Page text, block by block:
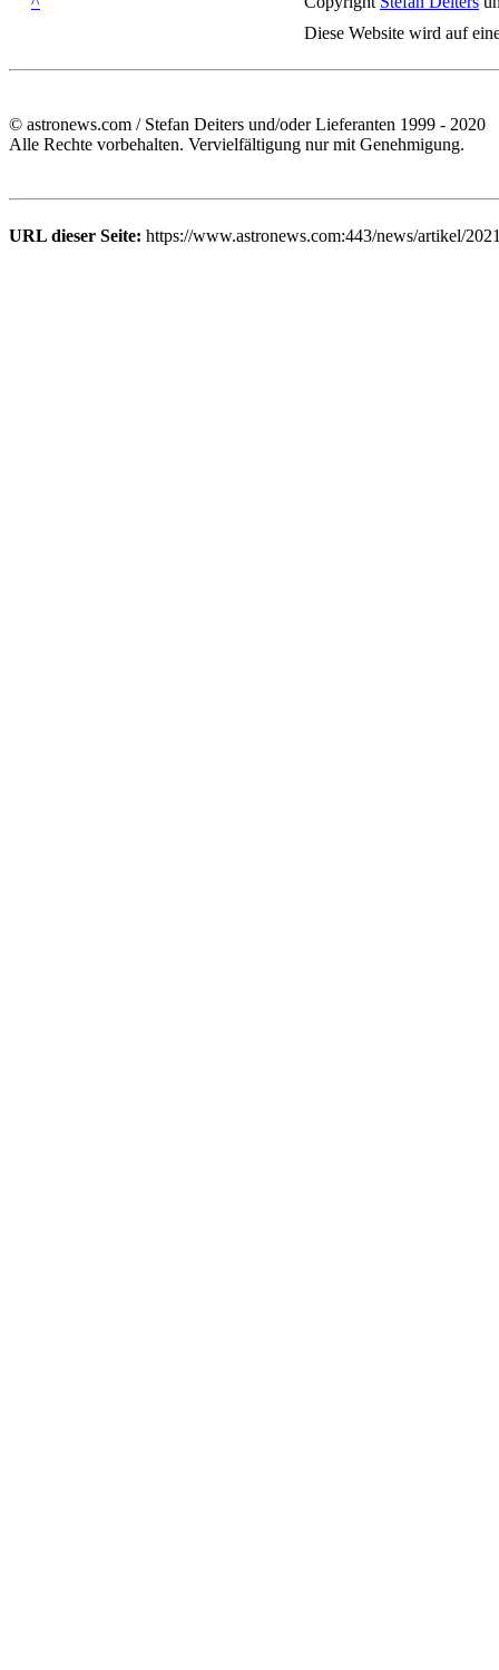
Diese Website wird auf
© astronews.com / Stefan Deiters und/oder Lieferanten 1999 - 2020
Alle Rechte vorbehalten. Vervielfältigung nur mit Genehmigung.
URL dieser Seite: https://www.astronews.com:443/news/artikel/